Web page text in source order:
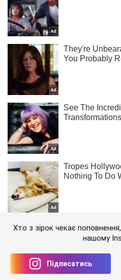
Хто з зірок чекає
нашому
Підписатись